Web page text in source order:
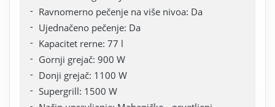
Ravnomerno pečenje na više nivoa: Da
Ujednačeno pečenje: Da
Kapacitet rerne: 77 l
Gornji grejač: 900 W
Donji grejač: 1100 W
Supergrill: 1500 W